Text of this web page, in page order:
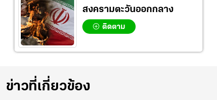
สงครามตะวันออกกลาง
ติดตาม
ข่าวที่เกี่ยวข้อง